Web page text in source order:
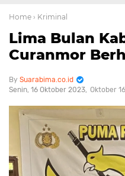
Home › Kriminal
Lima Bulan
Curanmor
Suarabima.co.id
Senin, 16 Oktober 2023 Oktober